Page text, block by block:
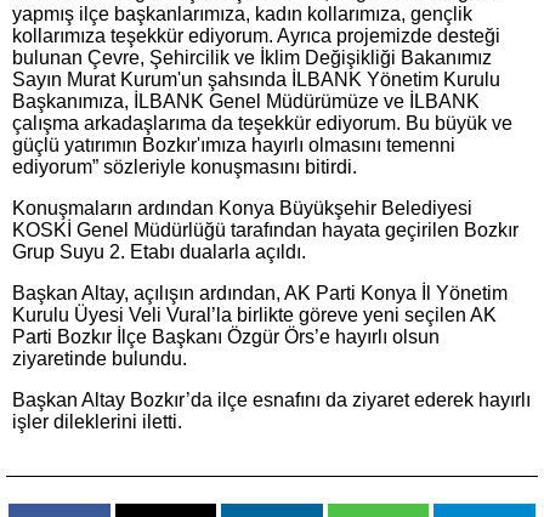
yapmış ilçe başkanlarımıza, kadın kollarımıza, gençlik
kollarımıza teşekkür ediyorum. Ayrıca projemizde desteği
bulunan Çevre, Şehircilik ve İklim Değişikliği Bakanımız
Sayın Murat Kurum'un şahsında İLBANK Yönetim Kurulu
Başkanımıza, İLBANK Genel Müdürümüze ve İLBANK
çalışma arkadaşlarıma da teşekkür ediyorum. Bu büyük ve
güçlü yatırımın Bozkır'ımıza hayırlı olmasını temenni
ediyorum” sözleriyle konuşmasını bitirdi.
Konuşmaların ardından Konya Büyükşehir Belediyesi
KOSKİ Genel Müdürlüğü tarafından hayata geçirilen Bozkır
Grup Suyu 2. Etabı dualarla açıldı.
Başkan Altay, açılışın ardından, AK Parti Konya İl Yönetim
Kurulu Üyesi Veli Vural’la birlikte göreve yeni seçilen AK
Parti Bozkır İlçe Başkanı Özgür Örs’e hayırlı olsun
ziyaretinde bulundu.
Başkan Altay Bozkır’da ilçe esnafını da ziyaret ederek hayırlı
işler dileklerini iletti.